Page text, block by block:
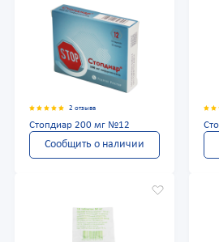
2 отзыва
Стопдиар 200 мг №12
Сообщить о наличии